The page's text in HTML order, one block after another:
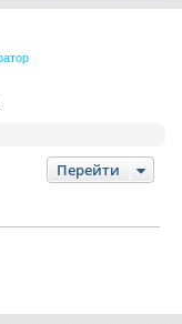
Перейти